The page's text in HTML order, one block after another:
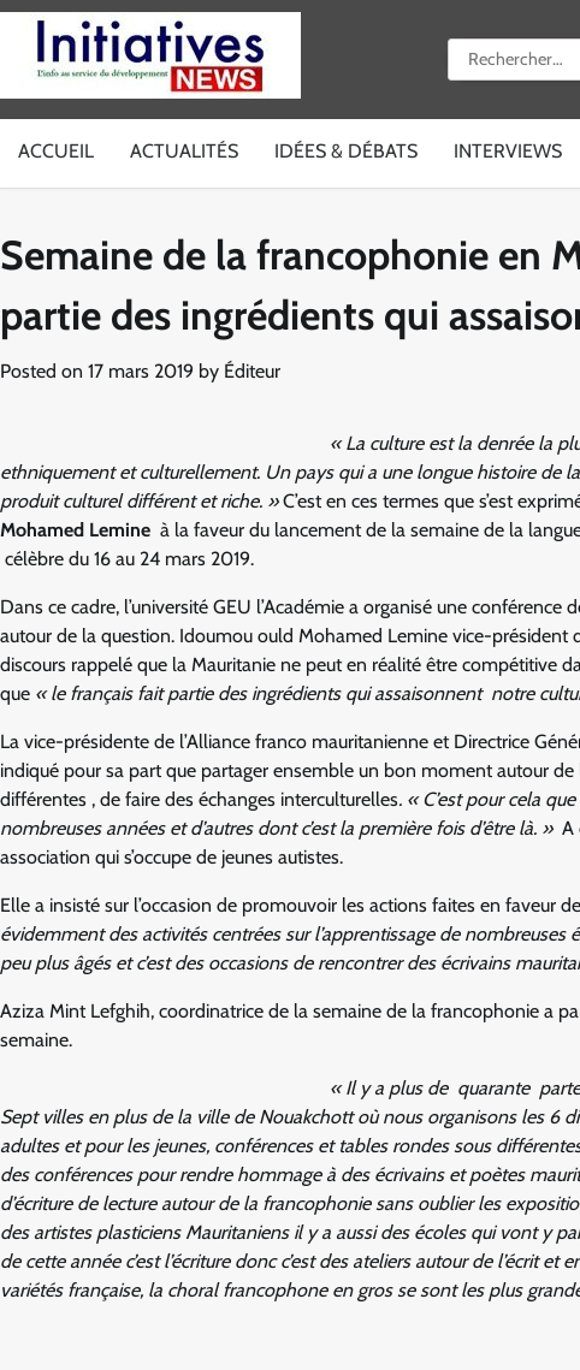
Skip
content
Rechercher :
ACCUEIL ACTUALITÉS IDÉES & DÉBATS INTERVIEWS
Semaine de la francophonie en
partie des ingrédients qui
Posted on 17 mars 2019 by Éditeur
« La culture est la denrée la
ethniquement et culturellement. Un pays qui a une longue histoire de
produit culturel différent et riche. »C’est en ces termes que s’est
Mohamed Lemine à la faveur du lancement de la semaine de la
célèbre du 16 au 24 mars 2019.
Dans ce cadre, l’université GEU l’Académie a organisé une
autour de la question. Idoumou ould Mohamed Lemine vice-président
discours rappelé que la Mauritanie ne peut en réalité être compétitive
que « le français fait partie des ingrédients qui assaisonnent notre
La vice-présidente de l’Alliance franco mauritanienne et Directrice
indiqué pour sa part que partager ensemble un bon moment autour
différentes , de faire des échanges interculturelles. « C’est pour cela
nombreuses années et d’autres dont c’est la première fois d’être là. » A
association qui s’occupe de jeunes autistes.
Elle a insisté sur l’occasion de promouvoir les actions faites en faveur
évidemment des activités centrées sur l’apprentissage de nombreuses
peu plus âgés et c’est des occasions de rencontrer des écrivains
Aziza Mint Lefghih, coordinatrice de la semaine de la francophonie a
semaine.
« Il y a plus de quarante
Sept villes en plus de la ville de Nouakchott où nous organisons les 6
adultes et pour les jeunes, conférences et tables rondes sous
des conférences pour rendre hommage à des écrivains et poètes
d’écriture de lecture autour de la francophonie sans oublier les
des artistes plasticiens Mauritaniens il y a aussi des écoles qui vont y
de cette année c’est l’écriture donc c’est des ateliers autour de l’écrit
variétés française, la choral francophone en gros se sont les plus